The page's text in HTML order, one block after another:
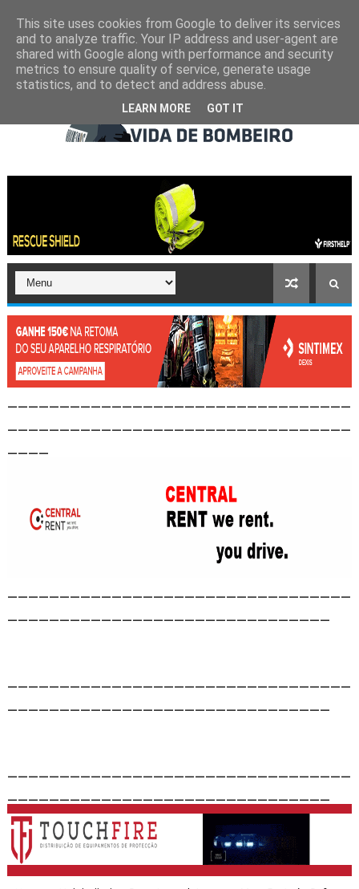
This site uses cookies from Google to deliver its services
and to analyze traffic. Your IP address and user-agent are
shared with Google along with performance and security
metrics to ensure quality of service, generate usage
statistics, and to detect and address abuse.
LEARN MORE GOT IT